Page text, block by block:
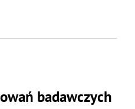
badawczych